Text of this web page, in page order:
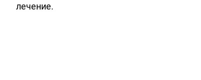
лечение.